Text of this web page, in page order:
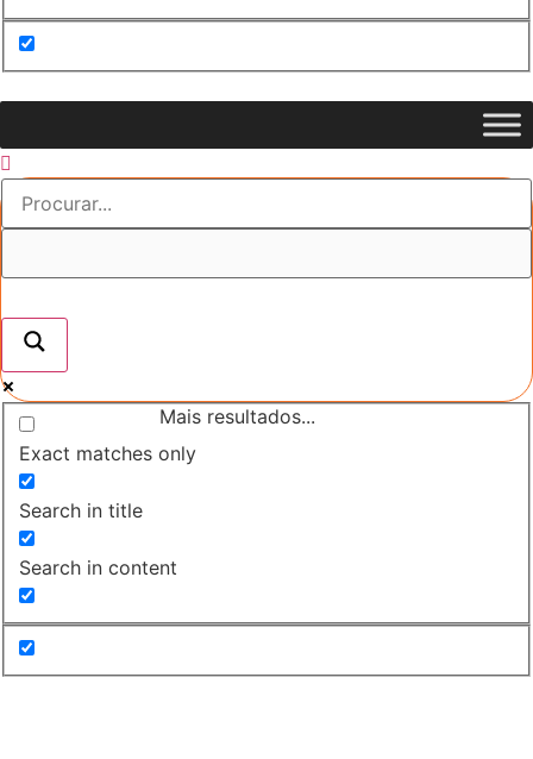
Mais resultados...
Exact matches only
Search in title
Search in content